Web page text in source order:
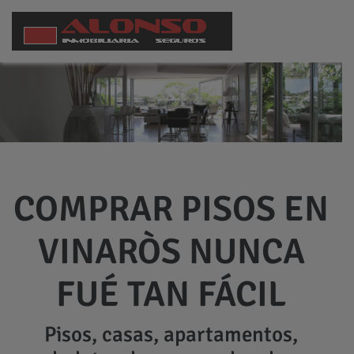
COMPRAR PISOS EN
VINARÒS NUNCA
FUÉ TAN FÁCIL
Pisos, casas, apartamentos,